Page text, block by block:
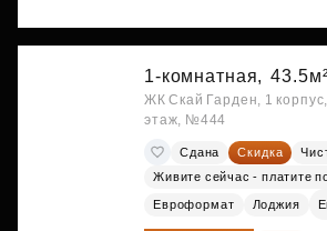
1-комнатная, 43.5м²
ЖК Скай Гарден, 1
этаж, №444
Сдана Скидка
Живите сейчас - платите
Евроформат Лоджия